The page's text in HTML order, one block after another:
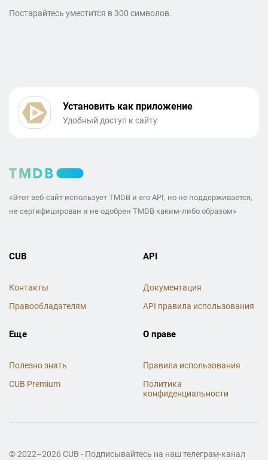
Постарайтесь уместится в 300 символов.
Установить как приложение
Удобный доступ к сайту
«Этот веб-сайт использует TMDB и его API, но не поддерживается,
не сертифицирован и не одобрен TMDB каким-либо образом»
CUB
Контакты
Правообладателям
API
Документация
API правила использования
Еще
Полезно знать
CUB Premium
О праве
Правила использования
Политика
конфиденциальности
© 2022–2026 CUB - Подписывайтесь на наш телеграм-канал